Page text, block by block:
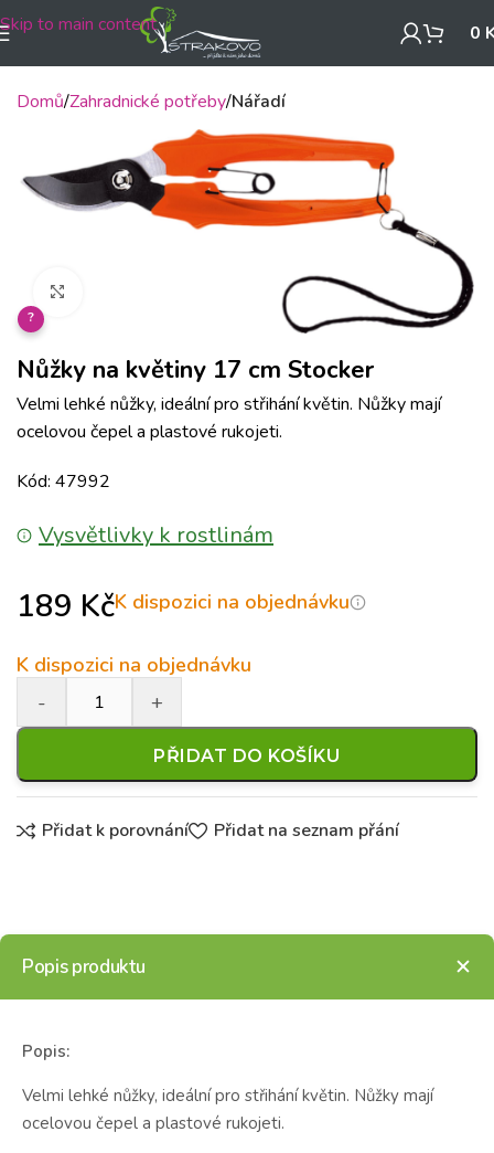
Skip to main content 0
Domů Zahradnické potřeby Nářadí
?
Nůžky na květiny 17 cm Stocker
Velmi lehké nůžky, ideální pro střihání květin. Nůžky mají
ocelovou čepel a plastové rukojeti.
Kód: 47992
Vysvětlivky k rostlinám
189 KčK dispozici na objednávku
K dispozici na objednávku
PŘIDAT DO KOŠÍKU
Přidat k porovnání Přidat na seznam přání
Popis produktu
Popis:
Velmi lehké nůžky, ideální pro střihání květin. Nůžky mají
ocelovou čepel a plastové rukojeti.